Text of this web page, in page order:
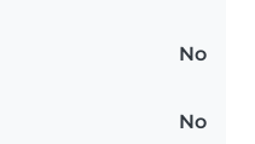
No
No